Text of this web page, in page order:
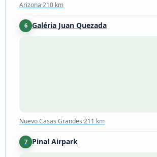
Arizona·210 km
6 Galéria Juan Quezada
Nuevo Casas Grandes·211 km
7 Pinal Airpark